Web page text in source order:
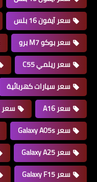
سعر آيفون 16 بلس
سعر بوكو M7 برو
سعر ريلمي C55
سعر سيارات كهربائية
سعر A16
سعر A36
سعر Galaxy A05s
سعر Galaxy A25
سعر Galaxy F15